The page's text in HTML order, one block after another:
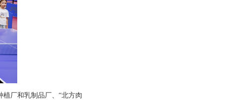
厂和乳制品厂、“北方肉